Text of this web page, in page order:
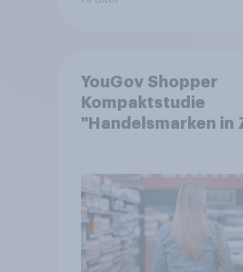
YouGov Shopper
Kompaktstudie
"Handelsmarken in